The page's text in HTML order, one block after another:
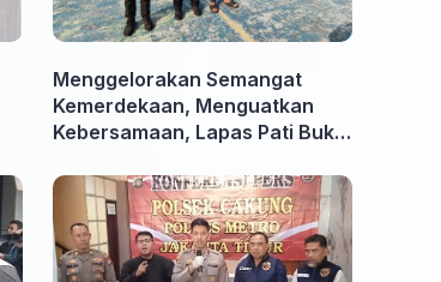
Menggelorakan Semangat
Kemerdekaan, Menguatkan
Kebersamaan, Lapas Pati Buka
Warga Binaan Antusias Ikuti
Berbagai Perlombaan